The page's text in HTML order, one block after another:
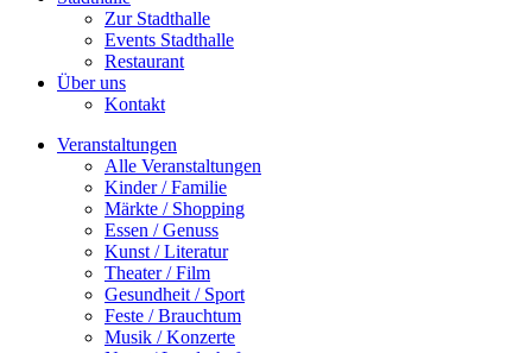
Zur Stadthalle
Events Stadthalle
Restaurant
Über uns
Kontakt
Veranstaltungen
Alle Veranstaltungen
Kinder / Familie
Märkte / Shopping
Essen / Genuss
Kunst / Literatur
Theater / Film
Gesundheit / Sport
Feste / Brauchtum
Musik / Konzerte